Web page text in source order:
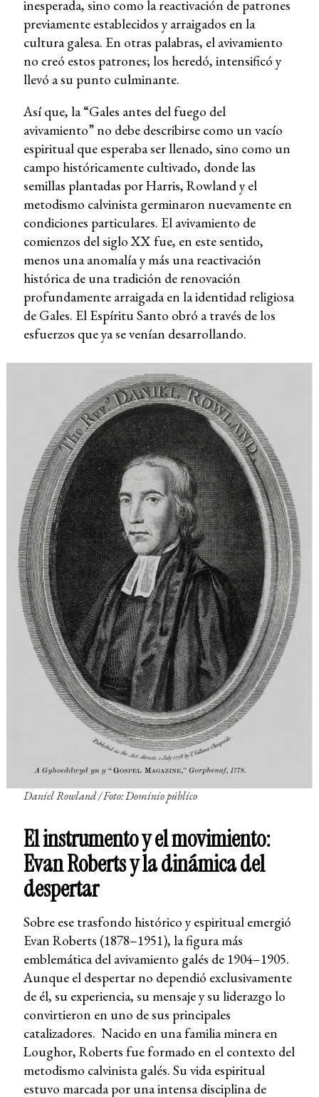
inesperada, sino como la reactivación de patrones
previamente establecidos y arraigados en la
cultura galesa. En otras palabras, el avivamiento
no creó estos patrones; los heredó, intensificó y
llevó a su punto culminante.
Así que, la “Gales antes del fuego del
avivamiento” no debe describirse como un vacío
espiritual que esperaba ser llenado, sino como un
campo históricamente cultivado, donde las
semillas plantadas por Harris, Rowland y el
metodismo calvinista germinaron nuevamente en
condiciones particulares. El avivamiento de
comienzos del siglo XX fue, en este sentido,
menos una anomalía y más una reactivación
histórica de una tradición de renovación
profundamente arraigada en la identidad religiosa
de Gales. El Espíritu Santo obró a través de los
esfuerzos que ya se venían desarrollando.
Daniel Rowland / Foto: Dominio público
El instrumento y el movimiento:
Evan Roberts y la dinámica del
despertar
Sobre ese trasfondo histórico y espiritual emergió
Evan Roberts (1878–1951), la figura más
emblemática del avivamiento galés de 1904–1905.
Aunque el despertar no dependió exclusivamente
de él, su experiencia, su mensaje y su liderazgo lo
convirtieron en uno de sus principales
catalizadores. Nacido en una familia minera en
Loughor, Roberts fue formado en el contexto del
metodismo calvinista galés. Su vida espiritual
estuvo marcada por una intensa disciplina de